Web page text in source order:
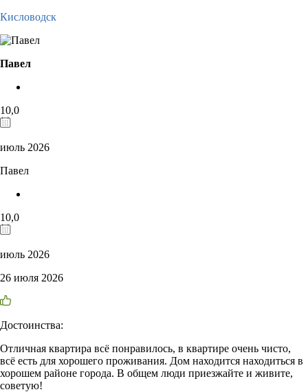
Кисловодск
Павел
10,0
июль 2026
Павел
10,0
июль 2026
26 июля 2026
Достоинства:
Отличная квартира всё понравилось, в квартире очень чисто,
всё есть для хорошего проживания. Дом находится находиться в
хорошем районе города. В общем люди приезжайте и живите,
советую!